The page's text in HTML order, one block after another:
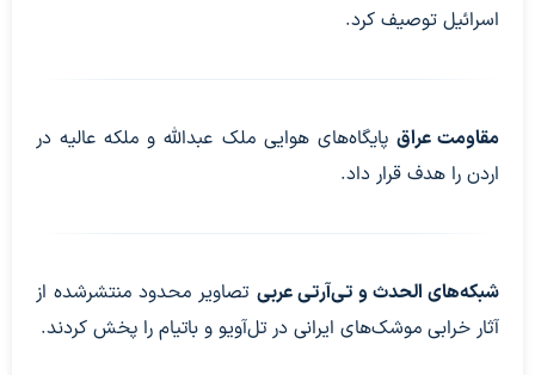
اسرائیل توصیف کرد.
مقاومت عراق پایگاه‌های هوایی ملک عبدالله و ملکه عالیه در
اردن را هدف قرار داد.
شبکه‌های الحدث و تی‌آر‌تی عربی تصاویر محدود منتشرشده از
آثار خرابی موشک‌های ایرانی در تل‌آویو و باتیام را پخش کردند.